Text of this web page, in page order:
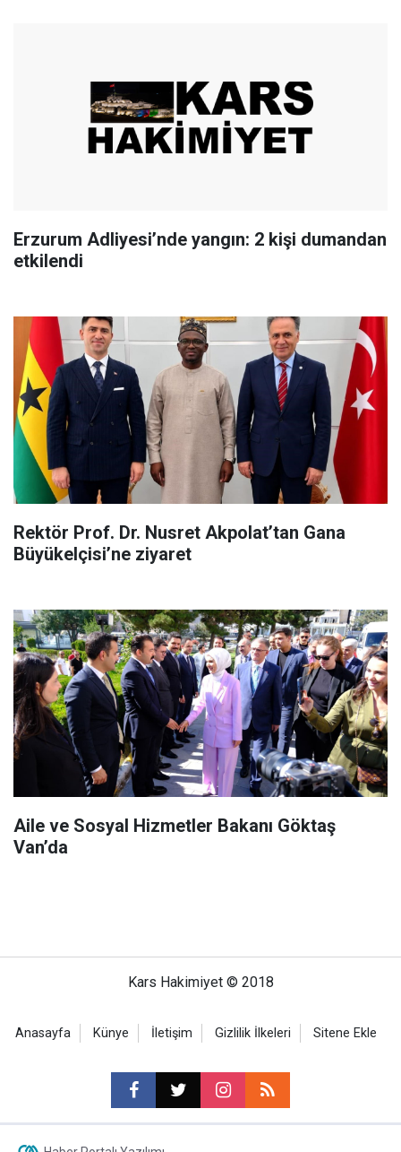
Erzurum Adliyesi’nde yangın: 2 kişi dumandan
etkilendi
Rektör Prof. Dr. Nusret Akpolat’tan Gana
Büyükelçisi’ne ziyaret
Aile ve Sosyal Hizmetler Bakanı Göktaş
Van’da
Kars Hakimiyet © 2018
Anasayfa Künye İletişim Gizlilik İlkeleri Sitene Ekle